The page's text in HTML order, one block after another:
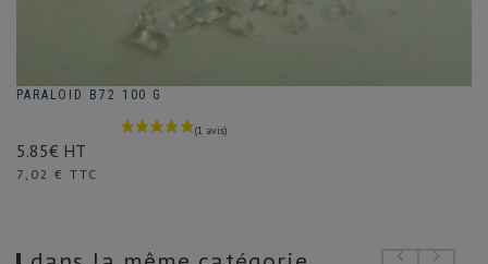
PARALOID B72 100 G
5.85€ HT
Prix
7,02 € TTC